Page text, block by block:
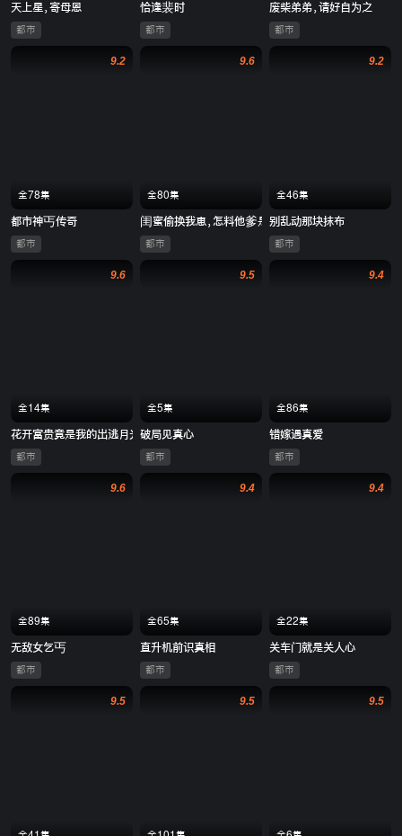
天上星，寄母恩
都市
恰逢裴时
都市
废柴弟弟，请好自为之
都市
9.2
全78集
都市神丐传奇
都市
9.6
全80集
闺蜜偷换我崽，怎料他爹是大佬
都市
9.2
全46集
别乱动那块抹布
都市
9.6
全14集
花开富贵竟是我的出逃月光
都市
9.5
全5集
破局见真心
都市
9.4
全86集
错嫁遇真爱
都市
9.6
全89集
无敌女乞丐
都市
9.4
全65集
直升机前识真相
都市
9.4
全22集
关车门就是关人心
都市
9.5 9.5 9.5